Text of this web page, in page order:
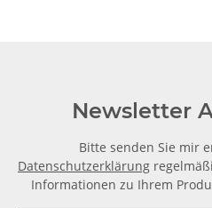
Newsletter
Bitte senden Sie mir
Datenschutzerklärung
Informationen zu Ihrem